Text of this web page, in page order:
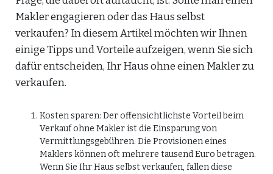
Makler engagieren oder das Haus selbst
verkaufen? In diesem Artikel möchten wir Ihnen
einige Tipps und Vorteile aufzeigen, wenn Sie sich
dafür entscheiden, Ihr Haus ohne einen Makler zu
verkaufen.
Kosten sparen: Der offensichtlichste Vorteil beim
Verkauf ohne Makler ist die Einsparung von
Vermittlungsgebühren. Die Provisionen eines
Maklers können oft mehrere tausend Euro betragen.
Wenn Sie Ihr Haus selbst verkaufen, fallen diese